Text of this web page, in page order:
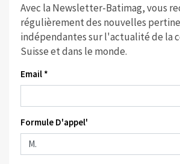
Avec la Newsletter-Batimag, vous
régulièrement des nouvelles
indépendantes sur l'actualité de la
Suisse et dans le monde.
Email *
Formule D'appel'